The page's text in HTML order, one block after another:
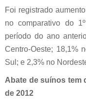
Foi registrado
no comparativo do
período do ano
Centro-Oeste; 18,1%
Sul; e 2,3% no
Abate de suínos tem
de 2012